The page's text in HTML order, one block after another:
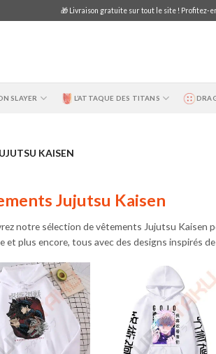
🎁 Livraison gratuite sur tout le site ! Profitez-
SLAYER L’ATTAQUE DES TITANS
KAISEN
Jujutsu Kaisen
notre sélection de vêtements Jujutsu Kaisen
et plus encore, tous avec des designs inspirés